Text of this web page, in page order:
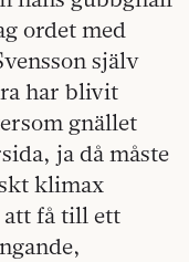
ordet med
själv
har blivit
gnället
ja då måste
klimax
att få till ett